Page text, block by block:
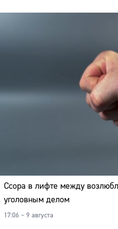
Ссора в лифте между
уголовным делом
17:06 – 9 августа